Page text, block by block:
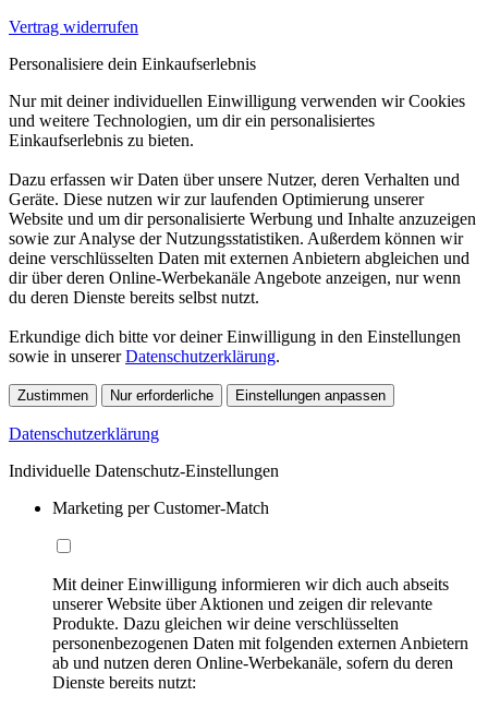
Vertrag widerrufen
Personalisiere dein Einkaufserlebnis
Nur mit deiner individuellen Einwilligung verwenden wir Cookies
und weitere Technologien, um dir ein personalisiertes
Einkaufserlebnis zu bieten.
Dazu erfassen wir Daten über unsere Nutzer, deren Verhalten und
Geräte. Diese nutzen wir zur laufenden Optimierung unserer
Website und um dir personalisierte Werbung und Inhalte anzuzeigen
sowie zur Analyse der Nutzungsstatistiken. Außerdem können wir
deine verschlüsselten Daten mit externen Anbietern abgleichen und
dir über deren Online-Werbekanäle Angebote anzeigen, nur wenn
du deren Dienste bereits selbst nutzt.
Erkundige dich bitte vor deiner Einwilligung in den Einstellungen
sowie in unsererDatenschutzerklärung.
Zustimmen Nur erforderliche Einstellungen anpassen
Datenschutzerklärung
Individuelle Datenschutz-Einstellungen
Marketing per Customer-Match
Mit deiner Einwilligung informieren wir dich auch abseits
unserer Website über Aktionen und zeigen dir relevante
Produkte. Dazu gleichen wir deine verschlüsselten
personenbezogenen Daten mit folgenden externen Anbietern
ab und nutzen deren Online-Werbekanäle, sofern du deren
Dienste bereits nutzt: